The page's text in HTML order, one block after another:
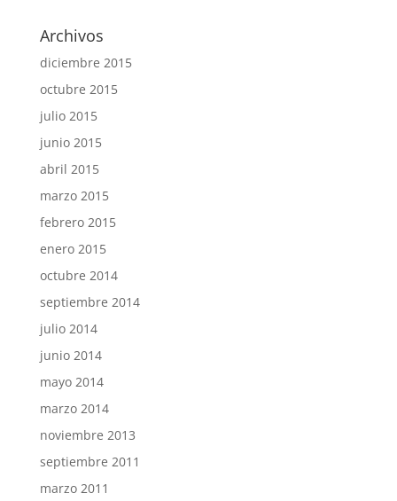
Archivos
diciembre 2015
octubre 2015
julio 2015
junio 2015
abril 2015
marzo 2015
febrero 2015
enero 2015
octubre 2014
septiembre 2014
julio 2014
junio 2014
mayo 2014
marzo 2014
noviembre 2013
septiembre 2011
marzo 2011